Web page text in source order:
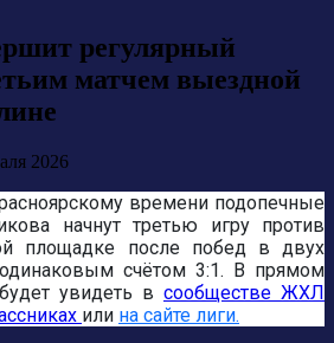
регулярный
матчем выездной
2026
времени подопечные
начнут третью игру против
площадке после побед в двух
счётом 3:1. В прямом
увидеть в сообществе ЖХЛ
или на сайте лиги.